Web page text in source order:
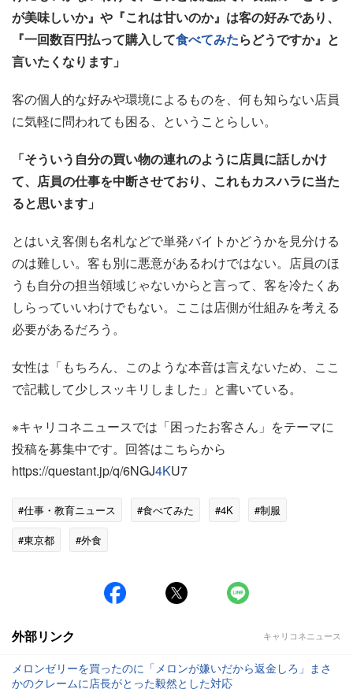
が美味しいか』や『これは甘いのか』は客の好みであり、
『一回数百円払って購入して食べてみたらどうですか』と
言いたくなります」
客の個人的な好みや環境によるものを、何も知らない店員
に気軽に問われても困る、ということらしい。
「そういう自分の買い物の連れのように店員に話しかけ
て、店員の仕事を中断させており、これもカスハラに当た
ると思います」
とはいえ客側も名札などで単発バイトかどうかを見分ける
のは難しい。客も別に悪意があるわけではない。店員のほ
うも自分の担当領域じゃないからと言って、客を冷たくあ
しらっていいわけでもない。ここは店側が仕組みを考える
必要があるだろう。
女性は「もちろん、このような本音は言えないため、ここ
で記載して少しスッキリしました」と書いている。
※キャリコネニュースでは「困ったお客さん」をテーマに
投稿を募集中です。回答はこちらから
https://questant.jp/q/6NGJ4KU7
#仕事・教育ニュース #食べてみた #4K
#制服
#東京都
#外食
外部リンク キャリコネニュース
メロンゼリーを買ったのに「メロンが嫌いだから返金しろ」まさ
かのクレームに店長がとった毅然とした対応